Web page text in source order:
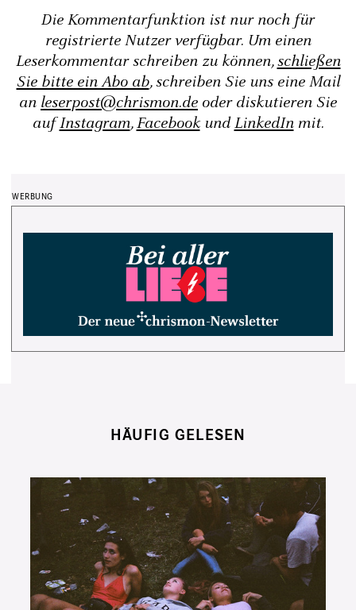
Die Kommentarfunktion ist nur noch für
registrierte Nutzer verfügbar. Um einen
Leserkommentar schreiben zu können,schließen
Sie bitte ein Abo ab, schreiben Sie uns eine Mail
an leserpost@chrismon.de oder diskutieren Sie
aufInstagram,FacebookundLinkedInmit.
HÄUFIG GELESEN